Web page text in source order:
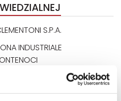
S.P.A.
INDUSTRIALE
LOCALITA